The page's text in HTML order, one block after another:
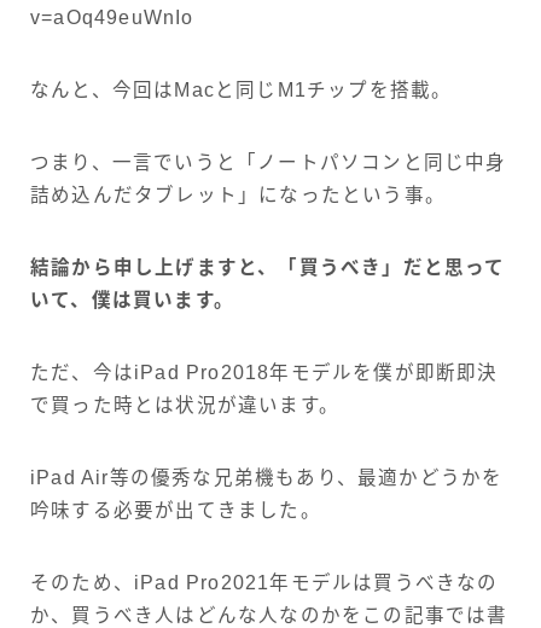
v=aOq49euWnIo
なんと、今回はMacと同じM1チップを搭載。
つまり、一言でいうと「ノートパソコンと同じ中身
詰め込んだタブレット」になったという事。
結論から申し上げますと、「買うべき」だと思って
いて、僕は買います。
ただ、今はiPad Pro2018年モデルを僕が即断即決
で買った時とは状況が違います。
iPad Air等の優秀な兄弟機もあり、最適かどうかを
吟味する必要が出てきました。
そのため、iPad Pro2021年モデルは買うべきなの
か、買うべき人はどんな人なのかをこの記事では書